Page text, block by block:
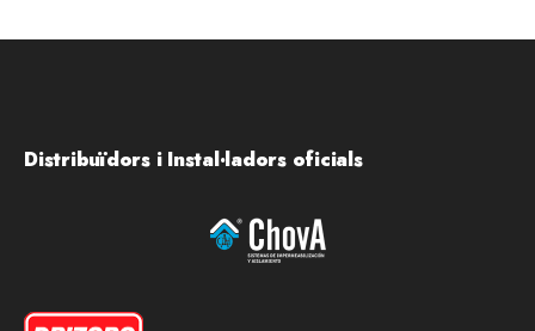
Distribuïdors i Instal·ladors oficials